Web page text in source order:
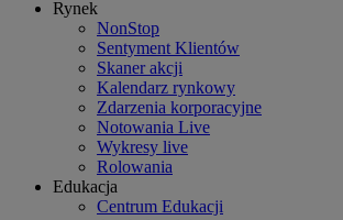
Rynek
NonStop
Sentyment Klientów
Skaner akcji
Kalendarz rynkowy
Zdarzenia korporacyjne
Notowania Live
Wykresy live
Rolowania
Edukacja
Centrum Edukacji